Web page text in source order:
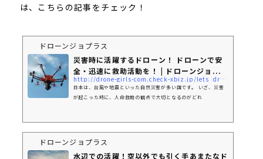
は、こちらの記事をチェック！
ドローンジョプラス
災害時に活躍するドローン！ ドローンで安
全・迅速に救助活動を！ | ドローンジョ...
http://drone-girls-com.check-xbiz.jp/lets_drone/saigai/
日本は、台風や地震といった自然災害が多い国です。 いざ、災害
が起こった時に、人命救助の観点で大切となるのがどれ
ドローンジョプラス
水辺での活躍！空以外でも引く手あまたなド